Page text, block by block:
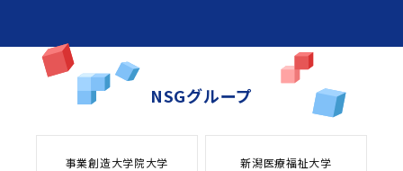
NSGグループ
事業創造大学院大学 新潟医療福祉大学